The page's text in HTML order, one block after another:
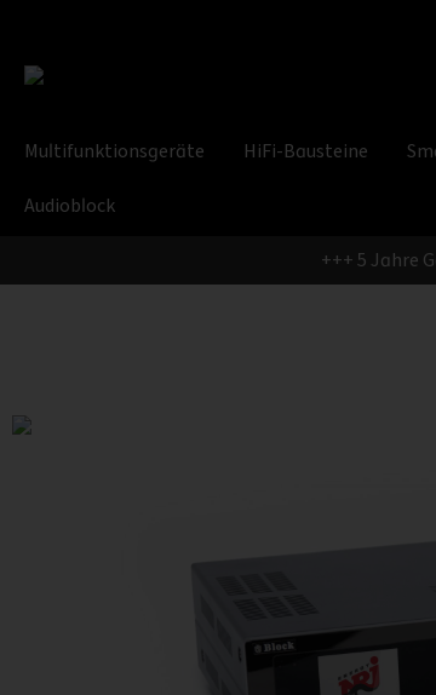
Multifunktionsgeräte HiFi-Bausteine
Audioblock
+++ 5 Jahre